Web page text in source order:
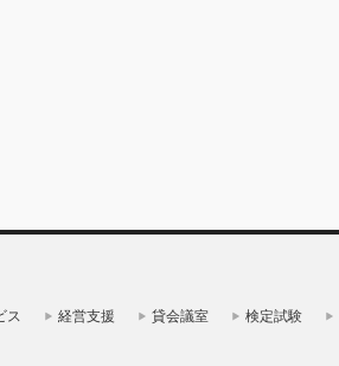
ス 経営支援 貸会議室 検定試験